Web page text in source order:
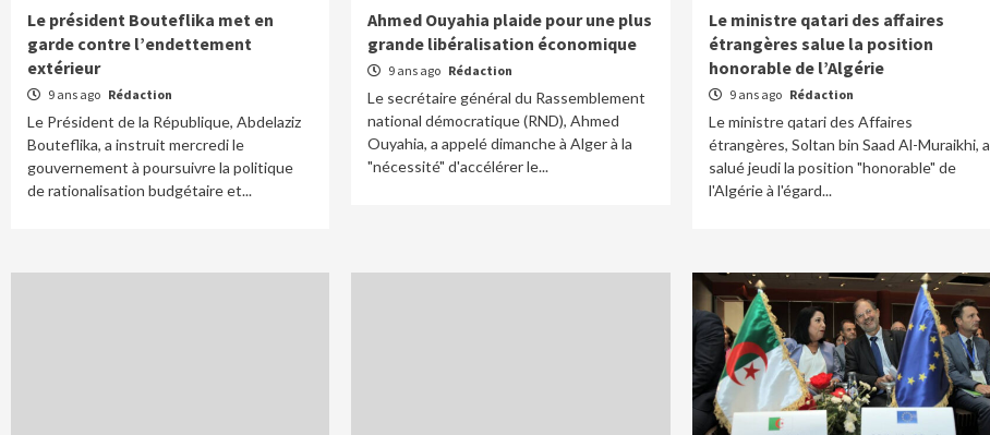
Le président Bouteflika met en
garde contre l’endettement
extérieur
9 ans ago Rédaction
Le Président de la République, Abdelaziz
Bouteflika, a instruit mercredi le
gouvernement à poursuivre la politique
de rationalisation budgétaire et...
Ahmed Ouyahia plaide pour une plus
grande libéralisation économique
9 ans ago Rédaction
Le secrétaire général du Rassemblement
national démocratique (RND), Ahmed
Ouyahia, a appelé dimanche à Alger à la
"nécessité" d'accélérer le...
Le ministre qatari des affaires
étrangères salue la position
honorable de l’Algérie
9 ans ago Rédaction
Le ministre qatari des Affaires
étrangères, Soltan bin Saad Al-Muraikhi, a
salué jeudi la position "honorable" de
l'Algérie à l'égard...